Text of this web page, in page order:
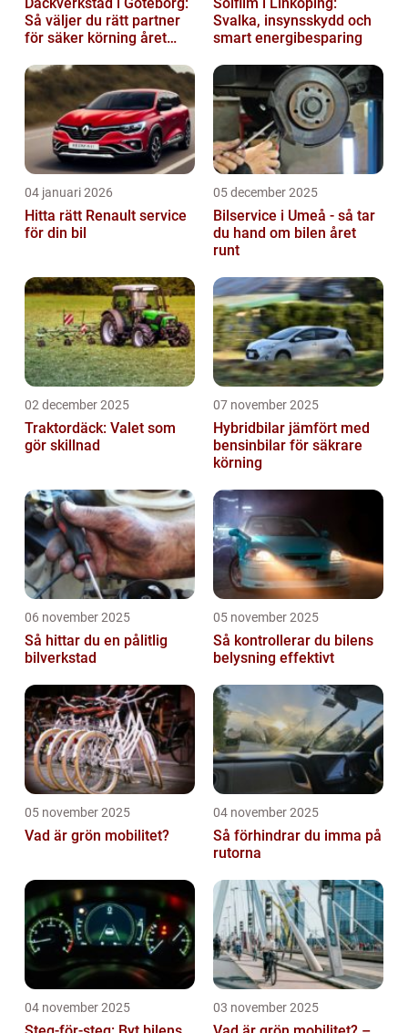
Så väljer du rätt partner
för säker körning året
Svalka, insynsskydd och
smart energibesparing
04 januari 2026
Hitta rätt Renault service
för din bil
05 december 2025
Bilservice i Umeå - så tar
du hand om bilen året
runt
02 december 2025
Traktordäck: Valet som
gör skillnad
07 november 2025
Hybridbilar jämfört med
bensinbilar för säkrare
körning
06 november 2025
Så hittar du en pålitlig
bilverkstad
05 november 2025
Så kontrollerar du bilens
belysning effektivt
05 november 2025
Vad är grön mobilitet?
04 november 2025
Så förhindrar du imma på
rutorna
04 november 2025 03 november 2025